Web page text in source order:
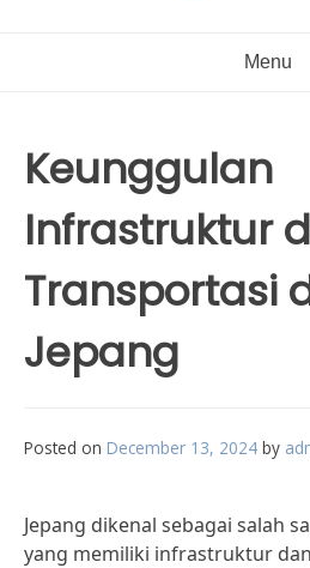
Menu
Keunggulan
Infrastruktur
Transportasi
Jepang
Posted on December 13, 2024 by
Jepang dikenal sebagai salah
yang memiliki infrastruktur